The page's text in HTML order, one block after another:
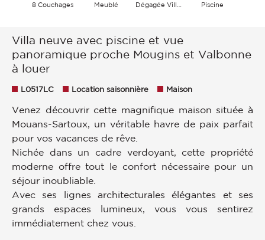
8 Couchages Meublé Piscine
Villa neuve avec piscine et vue
panoramique proche Mougins et Valbonne
à louer
L0517LC Location saisonnière Maison
Venez découvrir cette magnifique maison située à
Mouans-Sartoux, un véritable havre de paix parfait
pour vos vacances de rêve.
Nichée dans un cadre verdoyant, cette propriété
moderne offre tout le confort nécessaire pour un
séjour inoubliable.
Avec ses lignes architecturales élégantes et ses
grands espaces lumineux, vous vous sentirez
immédiatement chez vous.